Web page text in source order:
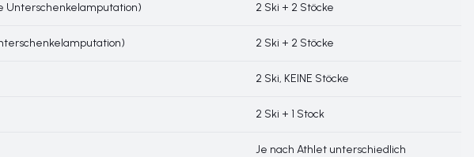
Unterschenkelamputation) 2 Ski + 2 Stöcke
2 Ski + 2 Stöcke
2 Ski, KEINE Stöcke
2 Ski + 1 Stock
Je nach Athlet unterschiedlich